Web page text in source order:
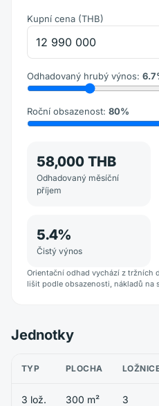
Kupní cena (THB)
Odhadovaný hrubý výnos: 6.7
Roční obsazenost: 80%
58,000 THB
Odhadovaný měsíční
příjem
5.4%
Čistý výnos
Orientační odhad vychází z tržních
lišit podle obsazenosti, nákladů na
Jednotky
TYP PLOCHA
3 lož. 300 m² 3